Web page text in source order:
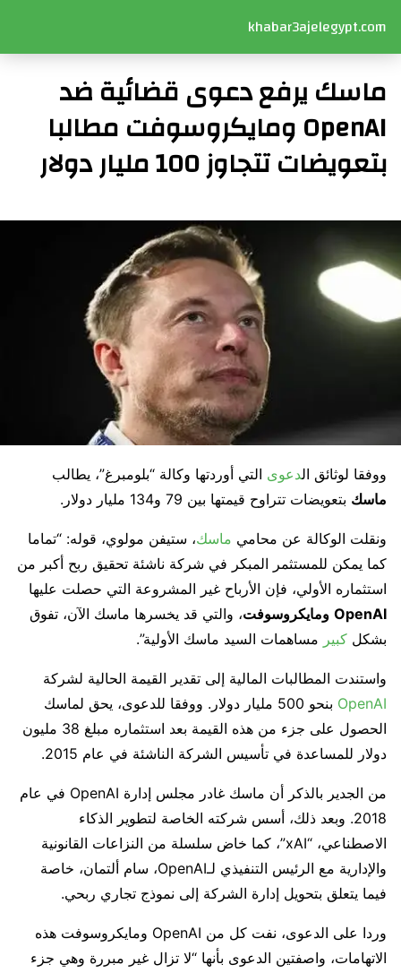
khabar3ajelegypt.com
ماسك يرفع دعوى قضائية ضد
OpenAI ومايكروسوفت مطالبا
بتعويضات تتجاوز 100 مليار دولار
ووفقا لوثائق الدعوى التي أوردتها وكالة “بلومبرغ”، يطالب
ماسك بتعويضات تتراوح قيمتها بين 79 و134 مليار دولار.
ونقلت الوكالة عن محامي ماسك، ستيفن مولوي، قوله: “تماما
كما يمكن للمستثمر المبكر في شركة ناشئة تحقيق ربح أكبر من
استثماره الأولي، فإن الأرباح غير المشروعة التي حصلت عليها
OpenAI ومايكروسوفت، والتي قد يخسرها ماسك الآن، تفوق
بشكل كبير مساهمات السيد ماسك الأولية”.
واستندت المطالبات المالية إلى تقدير القيمة الحالية لشركة
OpenAI
بنحو 500 مليار دولار. ووفقا للدعوى، يحق لماسك
الحصول على جزء من هذه القيمة بعد استثماره مبلغ 38 مليون
دولار للمساعدة في تأسيس الشركة الناشئة في عام 2015.
من الجدير بالذكر أن ماسك غادر مجلس إدارة OpenAI في عام
2018. وبعد ذلك، أسس شركته الخاصة لتطوير الذكاء
الاصطناعي، “xAI”، كما خاض سلسلة من النزاعات القانونية
والإدارية مع الرئيس التنفيذي لـOpenAI، سام ألتمان، خاصة
فيما يتعلق بتحويل إدارة الشركة إلى نموذج تجاري ربحي.
وردا على الدعوى، نفت كل من OpenAI ومايكروسوفت هذه
الاتهامات، واصفتين الدعوى بأنها “لا تزال غير مبررة وهي جزء